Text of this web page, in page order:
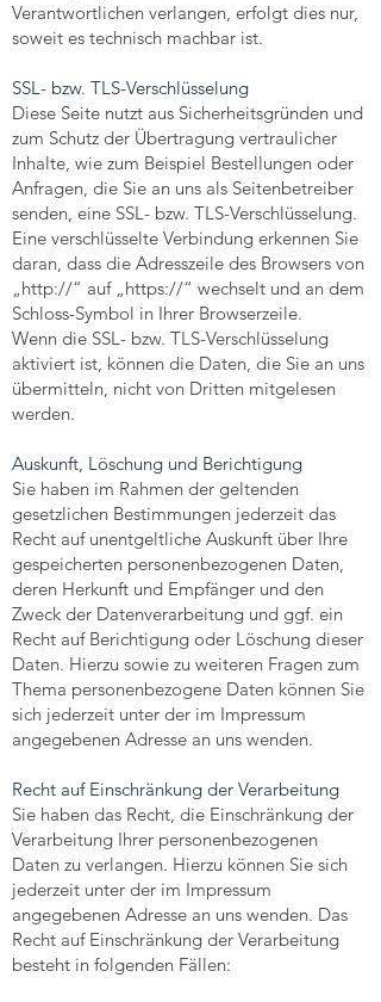
Verantwortlichen verlangen, erfolgt dies nur,
soweit es technisch machbar ist.
SSL- bzw. TLS-Verschlüsselung
Diese Seite nutzt aus Sicherheitsgründen und
zum Schutz der Übertragung vertraulicher
Inhalte, wie zum Beispiel Bestellungen oder
Anfragen, die Sie an uns als Seitenbetreiber
senden, eine SSL- bzw. TLS-Verschlüsselung.
Eine verschlüsselte Verbindung erkennen Sie
daran, dass die Adresszeile des Browsers von
„http://“ auf „https://“ wechselt und an dem
Schloss-Symbol in Ihrer Browserzeile.
Wenn die SSL- bzw. TLS-Verschlüsselung
aktiviert ist, können die Daten, die Sie an uns
übermitteln, nicht von Dritten mitgelesen
werden.
Auskunft, Löschung und Berichtigung
Sie haben im Rahmen der geltenden
gesetzlichen Bestimmungen jederzeit das
Recht auf unentgeltliche Auskunft über Ihre
gespeicherten personenbezogenen Daten,
deren Herkunft und Empfänger und den
Zweck der Datenverarbeitung und ggf. ein
Recht auf Berichtigung oder Löschung dieser
Daten. Hierzu sowie zu weiteren Fragen zum
Thema personenbezogene Daten können Sie
sich jederzeit unter der im Impressum
angegebenen Adresse an uns wenden.
Recht auf Einschränkung der Verarbeitung
Sie haben das Recht, die Einschränkung der
Verarbeitung Ihrer personenbezogenen
Daten zu verlangen. Hierzu können Sie sich
jederzeit unter der im Impressum
angegebenen Adresse an uns wenden. Das
Recht auf Einschränkung der Verarbeitung
besteht in folgenden Fällen: